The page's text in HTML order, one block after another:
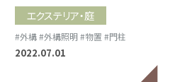
エクステリア・庭
#外構#外構照明 #物置 #門柱
2022.07.01